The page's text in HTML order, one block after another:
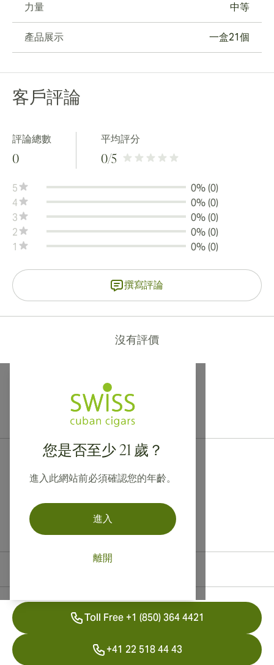
力量 中等
產品展示 一盒21個
客戶評論
評論總數
0
平均評分
0/5
5
0% (0)
4
0% (0)
3
0% (0)
2
0% (0)
1
0% (0)
撰寫評論
沒有評價
您是否至少 21 歲？
進入此網站前必須確認您的年齡。
進入
離開
提供寄往加拿大、英國及澳洲的國際運送服務！
Toll Free +1 (850) 364 4421
+41 22 518 44 43